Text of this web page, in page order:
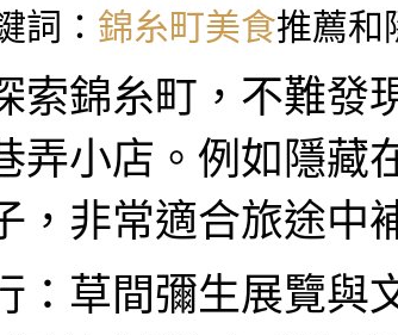
詞： 錦糸町美食推薦和
索錦糸町，不難發
弄小店。例如隱藏
，非常適合旅途中
：草間彌生展覽與